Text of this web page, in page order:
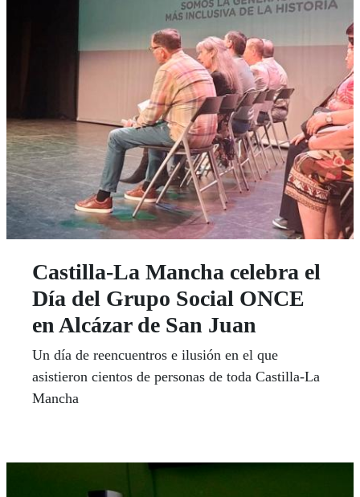
Castilla-La Mancha celebra el
Día del Grupo Social ONCE
en Alcázar de San Juan
Un día de reencuentros e ilusión en el que
asistieron cientos de personas de toda Castilla-La
Mancha